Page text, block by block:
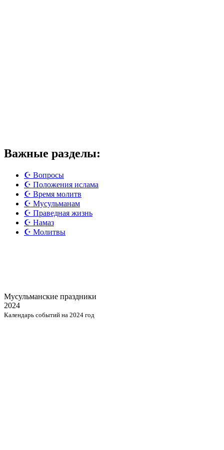
Важные разделы:
☪️ Вопросы
☪️ Положения ислама
☪️ Время молитв
☪️ Мусульманам
☪️ Праведная жизнь
☪️ Намаз
☪️ Молитвы
Мусульманские праздники
2024
Календарь событий на 2024 год